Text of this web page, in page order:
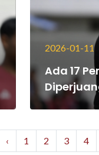
2026-01-11
Ada 17
‹ 1 2 3 4